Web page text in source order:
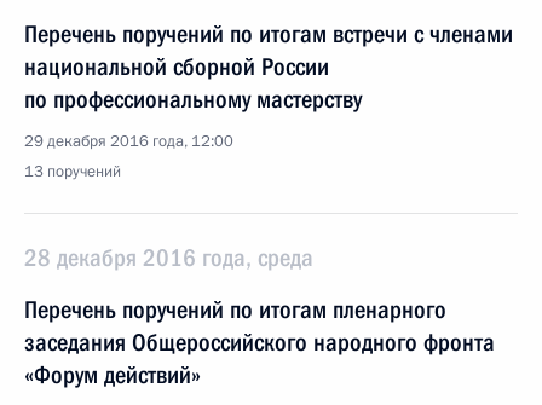
Перечень поручений по итогам встречи с членами
национальной сборной России
по профессиональному мастерству
29 декабря 2016 года, 12:00
13 поручений
28 декабря 2016 года, среда
Перечень поручений по итогам пленарного
заседания Общероссийского народного фронта
«Форум действий»